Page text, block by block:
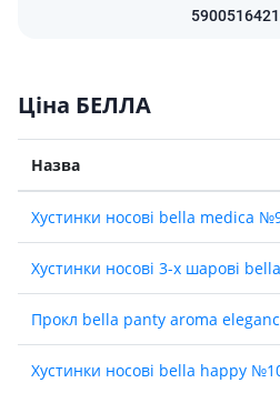
Ціна БЕЛЛА
Назва
Хустинки носові bella medica
Хустинки носові 3-х шарові
Прокл bella panty aroma
Хустинки носовi bella happy